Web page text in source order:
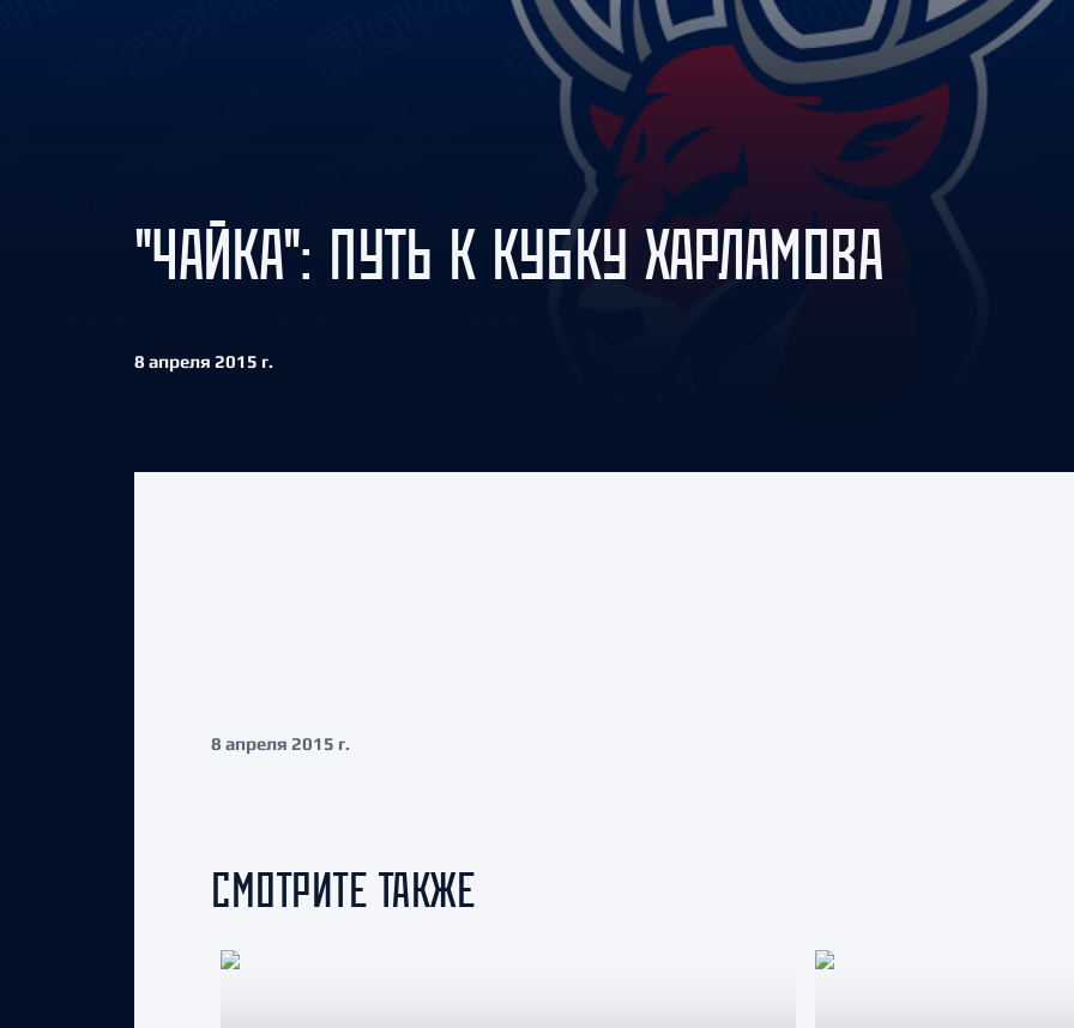
Амур
Барыс
Салават Юлаев
Сибирь
"ЧАЙКА": ПУТЬ К КУБКУ ХАРЛАМОВА
8 апреля 2015 г.
8 апреля 2015 г.
СМОТРИТЕ ТАКЖЕ